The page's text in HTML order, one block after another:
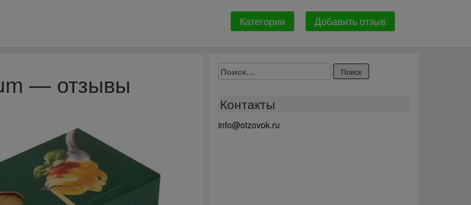
Категории Добавить отзыв
— отзывы Найти:
Контакты
info@otzovok.ru